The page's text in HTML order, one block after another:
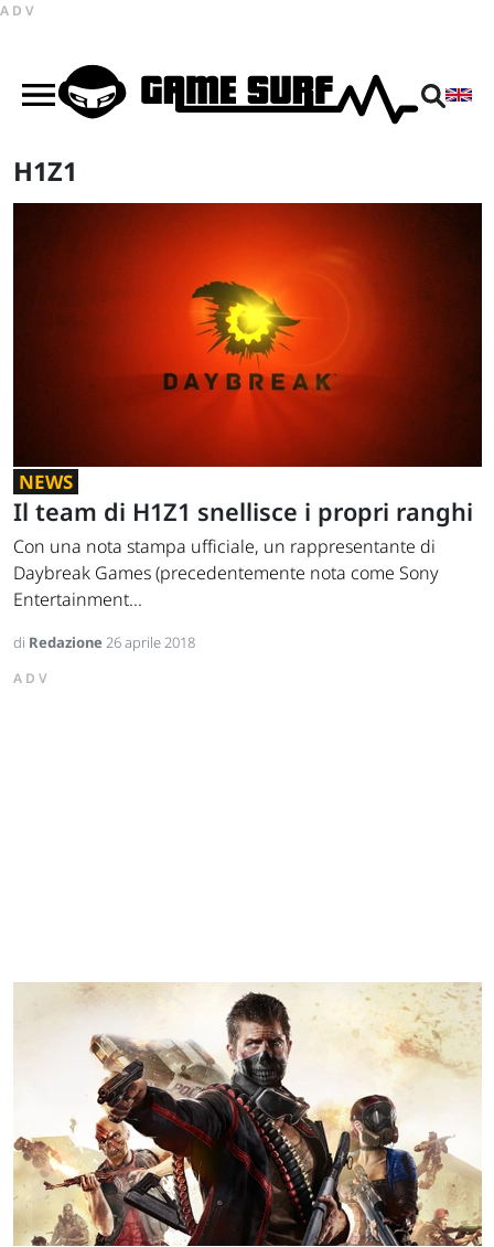
ADV
H1Z1
NEWS
Il team di H1Z1 snellisce i propri ranghi
Con una nota stampa ufficiale, un rappresentante di
Daybreak Games (precedentemente nota come Sony
Entertainment...
di Redazione26 aprile 2018
ADV